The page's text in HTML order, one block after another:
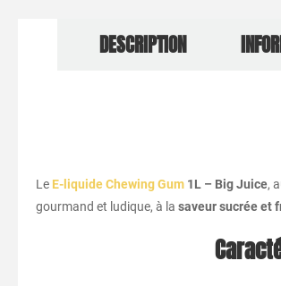
DESCRIPTION
Le E-liquide Chewing Gum 1L – Big Juice,
gourmand et ludique, à la saveur sucrée et